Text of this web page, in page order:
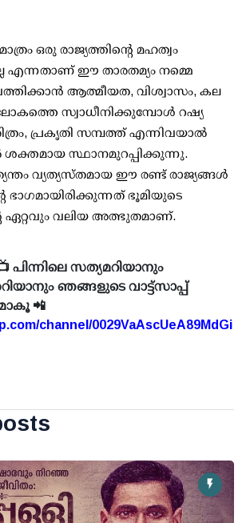
ഒരു രാജ്യത്തിന്റെ മഹത്വം
എന്നതാണ് ഈ താരതമ്യം നമ്മെ
ആത്മീയത, വിശ്വാസം, കല
സ്വാധീനിക്കുമ്പോൾ റഷ്യ
പ്രകൃതി സമ്പത്ത് എന്നിവയാൽ
സ്ഥാനമുറപ്പിക്കുന്നു.
വ്യത്യസ്തമായ ഈ രണ്ട് രാജ്യങ്ങൾ
ഭാഗമായിരിക്കുന്നത് ഭൂമിയുടെ
ഏറ്റവും വലിയ അത്ഭുതമാണ്.
പിന്നിലെ സത്യമറിയാനും
ഞങ്ങളുടെ വാട്ട്സാപ്പ്
📲
channel/0029VaAscUeA89MdGi